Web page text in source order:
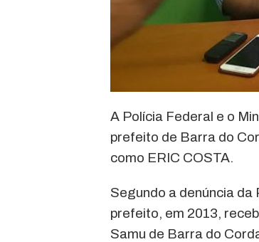
A Polícia Federal e o
prefeito de Barra do
como ERIC COSTA.
Segundo a denúncia
prefeito, em 2013,
Samu de Barra do